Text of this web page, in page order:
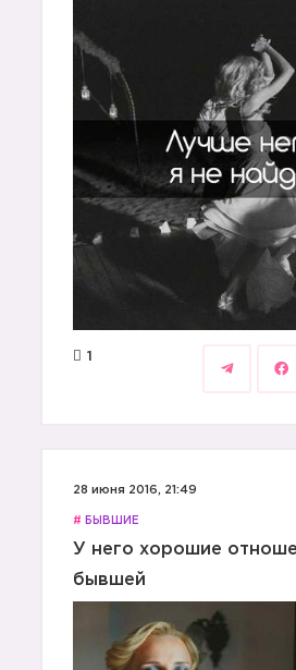
1
28 июня 2016, 21:49
# БЫВШИЕ
У него хорошие
бывшей